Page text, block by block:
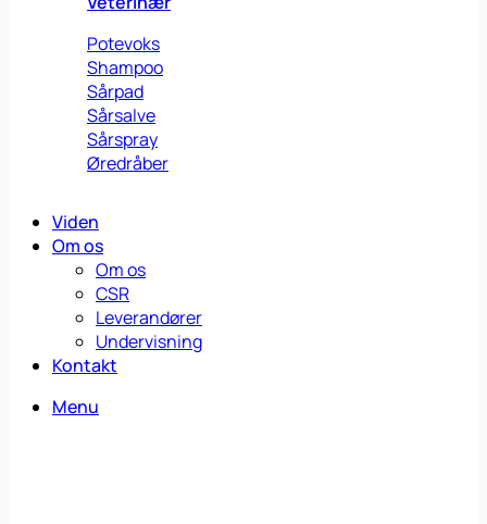
Potevoks
Shampoo
Sårpad
Sårsalve
Sårspray
Øredråber
Viden
Om os
Om os
CSR
Leverandører
Undervisning
Kontakt
Menu